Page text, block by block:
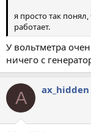
я просто так
работает.
У вольтметра
ничего с
A ax_hidden